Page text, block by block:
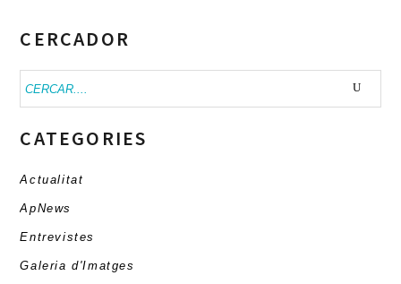
CERCADOR
Buscar:
CATEGORIES
Actualitat
ApNews
Entrevistes
Galeria d'Imatges